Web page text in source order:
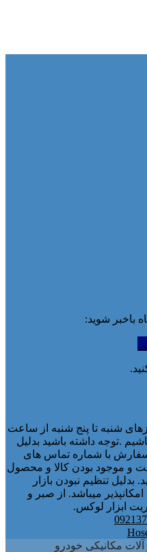
باخبر شوید:
کاری از روزهای شنبه تا پنج شنبه از ساعت
میباشیم .توجه داشته باشید بدلیل
با شماره تماس های
و موجود بودن کالا و محصول
تنظیم نبودن بازار
5 تا 7روز کاری امکانپذیر میباشد. از صبر و
ابزار لوکس.
مکانیکی خودرو